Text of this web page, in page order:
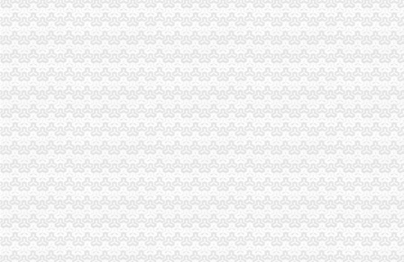
重庆地区新注册一个有限公司_百度知道
重庆0元注册公司
重庆巴南区贸易建材公司注册0元代办
【重庆主城区物流管理公司注册0元代办】价格,厂家,图片,公司注
重庆免费注册公司
重庆劳动公司的注册资本--在线法律咨询|律师365(.com)
【重庆快注册香港公司免费提供咨询】重庆快注册香港公司免费